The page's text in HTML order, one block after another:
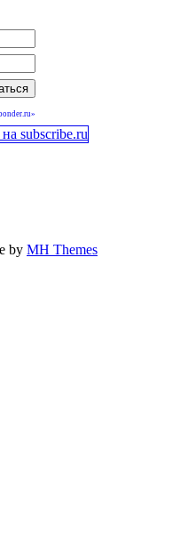
by MH Themes